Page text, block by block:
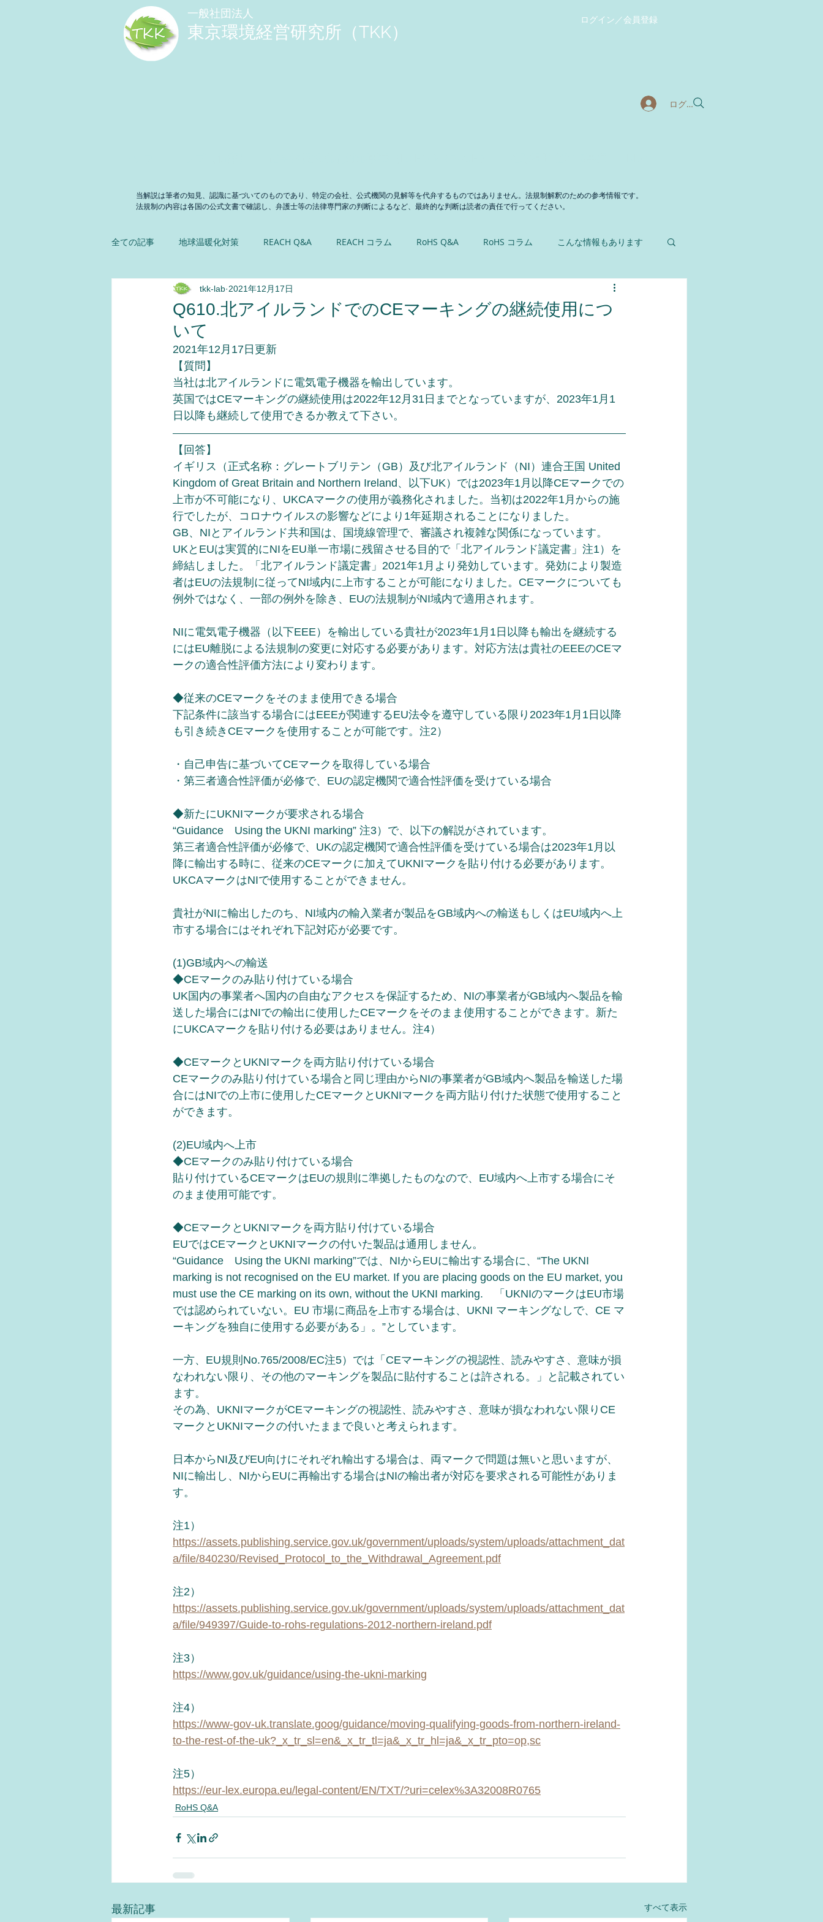
​一般社団法人
東京環境経営研究所（TKK）
ログイン／会員登録
ログイン
当解説は筆者の知見、認識に基づいてのものであり、特定の会社、公式機関の見解等を代弁するものではありません。法規制解釈のための参考情報です。
法規制の内容は各国の公式文書で確認し、弁護士等の法律専門家の判断によるなど、最終的な判断は読者の責任で行ってください。
全ての記事 地球温暖化対策 REACH Q&A REACH コラム RoHS Q&A RoHS コラム こんな情報もあります
よもやま話 エコステージ 化学物質法規制
Q610.北アイルランドでのCEマーキングの継続使用につ
いて
tkk-lab 2021年12月17日
2021年12月17日更新
【質問】
当社は北アイルランドに電気電子機器を輸出しています。
英国ではCEマーキングの継続使用は2022年12月31日までとなっていますが、2023年1月1
日以降も継続して使用できるか教えて下さい。
【回答】
イギリス（正式名称：グレートブリテン（GB）及び北アイルランド（NI）連合王国 United
Kingdom of Great Britain and Northern Ireland、以下UK）では2023年1月以降CEマークでの
上市が不可能になり、UKCAマークの使用が義務化されました。当初は2022年1月からの施
行でしたが、コロナウイルスの影響などにより1年延期されることになりました。
GB、NIとアイルランド共和国は、国境線管理で、審議され複雑な関係になっています。
UKとEUは実質的にNIをEU単一市場に残留させる目的で「北アイルランド議定書」注1）を
締結しました。「北アイルランド議定書」2021年1月より発効しています。発効により製造
者はEUの法規制に従ってNI域内に上市することが可能になりました。CEマークについても
例外ではなく、一部の例外を除き、EUの法規制がNI域内で適用されます。
NIに電気電子機器（以下EEE）を輸出している貴社が2023年1月1日以降も輸出を継続する
にはEU離脱による法規制の変更に対応する必要があります。対応方法は貴社のEEEのCEマ
ークの適合性評価方法により変わります。
◆従来のCEマークをそのまま使用できる場合
下記条件に該当する場合にはEEEが関連するEU法令を遵守している限り2023年1月1日以降
も引き続きCEマークを使用することが可能です。注2）
・自己申告に基づいてCEマークを取得している場合
・第三者適合性評価が必修で、EUの認定機関で適合性評価を受けている場合
◆新たにUKNIマークが要求される場合
“Guidance　Using the UKNI marking” 注3）で、以下の解説がされています。
第三者適合性評価が必修で、UKの認定機関で適合性評価を受けている場合は2023年1月以
降に輸出する時に、従来のCEマークに加えてUKNIマークを貼り付ける必要があります。
UKCAマークはNIで使用することができません。
貴社がNIに輸出したのち、NI域内の輸入業者が製品をGB域内への輸送もしくはEU域内へ上
市する場合にはそれぞれ下記対応が必要です。
(1)GB域内への輸送
◆CEマークのみ貼り付けている場合
UK国内の事業者へ国内の自由なアクセスを保証するため、NIの事業者がGB域内へ製品を輸
送した場合にはNIでの輸出に使用したCEマークをそのまま使用することができます。新た
にUKCAマークを貼り付ける必要はありません。注4）
◆CEマークとUKNIマークを両方貼り付けている場合
CEマークのみ貼り付けている場合と同じ理由からNIの事業者がGB域内へ製品を輸送した場
合にはNIでの上市に使用したCEマークとUKNIマークを両方貼り付けた状態で使用すること
ができます。
(2)EU域内へ上市
◆CEマークのみ貼り付けている場合
貼り付けているCEマークはEUの規則に準拠したものなので、EU域内へ上市する場合にそ
のまま使用可能です。
◆CEマークとUKNIマークを両方貼り付けている場合
EUではCEマークとUKNIマークの付いた製品は通用しません。
“Guidance　Using the UKNI marking”では、NIからEUに輸出する場合に、“The UKNI
marking is not recognised on the EU market. If you are placing goods on the EU market, you
must use the CE marking on its own, without the UKNI marking.　「UKNIのマークはEU市場
では認められていない。EU 市場に商品を上市する場合は、UKNI マーキングなしで、CE マ
ーキングを独自に使用する必要がある」。”としています。
一方、EU規則No.765/2008/EC注5）では「CEマーキングの視認性、読みやすさ、意味が損
なわれない限り、その他のマーキングを製品に貼付することは許される。」と記載されてい
ます。
その為、UKNIマークがCEマーキングの視認性、読みやすさ、意味が損なわれない限りCE
マークとUKNIマークの付いたままで良いと考えられます。
日本からNI及びEU向けにそれぞれ輸出する場合は、両マークで問題は無いと思いますが、
NIに輸出し、NIからEUに再輸出する場合はNIの輸出者が対応を要求される可能性がありま
す。
注1）
https://assets.publishing.service.gov.uk/government/uploads/system/uploads/attachment_dat
a/file/840230/Revised_Protocol_to_the_Withdrawal_Agreement.pdf
注2）
https://assets.publishing.service.gov.uk/government/uploads/system/uploads/attachment_dat
a/file/949397/Guide-to-rohs-regulations-2012-northern-ireland.pdf
注3）
https://www.gov.uk/guidance/using-the-ukni-marking
注4）
https://www-gov-uk.translate.goog/guidance/moving-qualifying-goods-from-northern-ireland-
to-the-rest-of-the-uk?_x_tr_sl=en&_x_tr_tl=ja&_x_tr_hl=ja&_x_tr_pto=op,sc
注5）
https://eur-lex.europa.eu/legal-content/EN/TXT/?uri=celex%3A32008R0765
RoHS Q&A
最新記事 すべて表示